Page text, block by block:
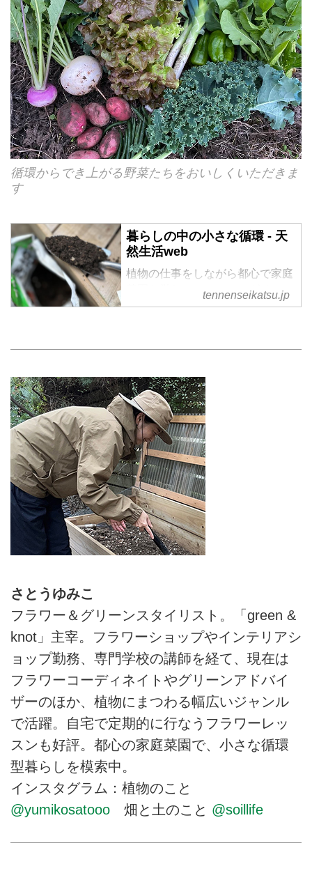
循環からでき上がる野菜たちをおいしくいただきま
す
暮らしの中の小さな循環 - 天
然生活web
植物の仕事をしながら都心で家庭
菜園を営む、フラワー＆グリーン
スタイリストのさとうゆみこさ
環」を紹介します。
tennenseikatsu.jp
さとうゆみこ
フラワー＆グリーンスタイリスト。「green &
knot」主宰。フラワーショップやインテリアシ
ョップ勤務、専門学校の講師を経て、現在は
フラワーコーディネイトやグリーンアドバイ
ザーのほか、植物にまつわる幅広いジャンル
で活躍。自宅で定期的に行なうフラワーレッ
スンも好評。都心の家庭菜園で、小さな循環
型暮らしを模索中。
インスタグラム：植物のこと
@yumikosatooo 畑と土のこと @soillife